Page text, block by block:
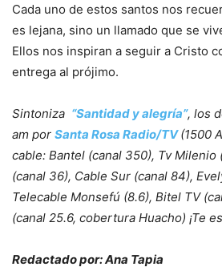
Cada uno de estos santos nos
es lejana, sino un llamado que se
Ellos nos inspiran a seguir a Cristo
entrega al prójimo.
Sintoniza “Santidad y alegría”, los
am por Santa Rosa Radio/TV(1500
cable: Bantel (canal 350), Tv Milenio
(canal 36), Cable Sur (canal 84),
Telecable Monsefú (8.6), Bitel TV
(canal 25.6, cobertura Huacho) ¡Te
Redactado por: Ana Tapia